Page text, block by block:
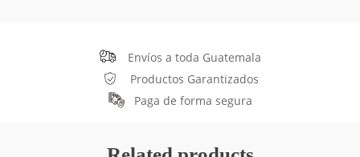
Envíos a toda Guatemala
Productos Garantizados
Paga de forma segura